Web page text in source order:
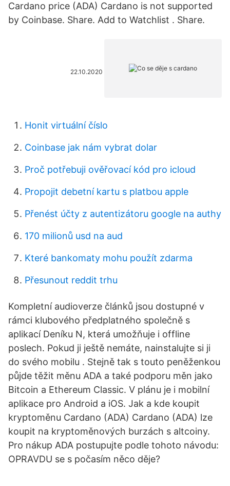
Cardano price (ADA) Cardano is not supported
by Coinbase. Share. Add to Watchlist . Share.
22.10.2020
Honit virtuální číslo
Coinbase jak nám vybrat dolar
Proč potřebuji ověřovací kód pro icloud
Propojit debetní kartu s platbou apple
Přenést účty z autentizátoru google na authy
170 milionů usd na aud
Které bankomaty mohu použít zdarma
Přesunout reddit trhu
Kompletní audioverze článků jsou dostupné v
rámci klubového předplatného společně s
aplikací Deníku N, která umožňuje i offline
poslech. Pokud ji ještě nemáte, nainstalujte si ji
do svého mobilu . Stejně tak s touto peněženkou
půjde těžit měnu ADA a také podporu měn jako
Bitcoin a Ethereum Classic. V plánu je i mobilní
aplikace pro Android a iOS. Jak a kde koupit
kryptoměnu Cardano (ADA) Cardano (ADA) lze
koupit na kryptoměnových burzách s altcoiny.
Pro nákup ADA postupujte podle tohoto návodu:
OPRAVDU se s počasím něco děje?